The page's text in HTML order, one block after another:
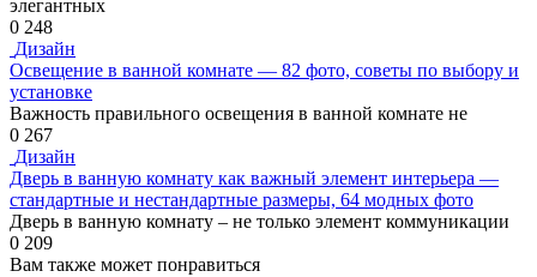
элегантных
0 248
Дизайн
Освещение в ванной комнате — 82 фото, советы по выбору и
установке
Важность правильного освещения в ванной комнате не
0 267
Дизайн
Дверь в ванную комнату как важный элемент интерьера —
стандартные и нестандартные размеры, 64 модных фото
Дверь в ванную комнату – не только элемент коммуникации
0 209
Вам также может понравиться